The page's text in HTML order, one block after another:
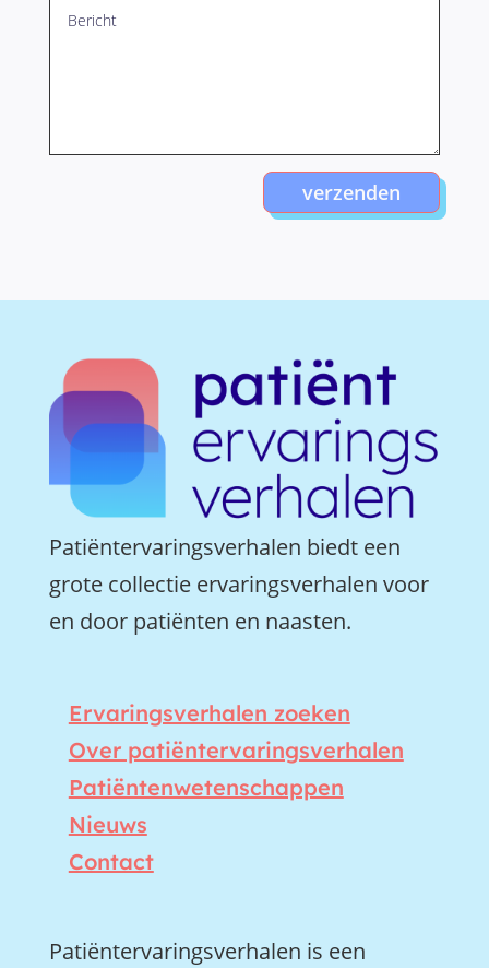
verzenden
Patiëntervaringsverhalen biedt een
grote collectie ervaringsverhalen voor
en door patiënten en naasten.
Ervaringsverhalen zoeken
Over patiëntervaringsverhalen
Patiëntenwetenschappen
Nieuws
Contact
Patiëntervaringsverhalen is een